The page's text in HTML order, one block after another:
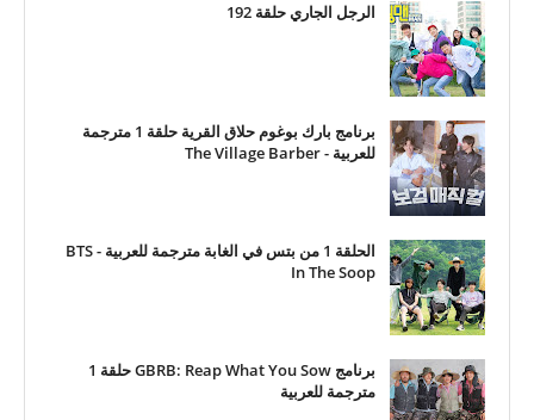
الرجل الجاري حلقة 192
برنامج بارك بوغوم حلاق القرية حلقة 1 مترجمة
للعربية - The Village Barber
الحلقة 1 من بتس في الغابة مترجمة للعربية - BTS
In The Soop
برنامج GBRB: Reap What You Sow حلقة 1
مترجمة للعربية